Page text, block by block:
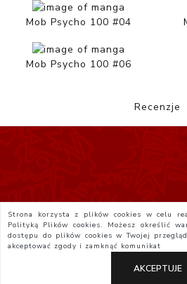
Mob Psycho 100 #04
Mob Psycho 100 #06
Recenzje
Strona korzysta z plików cookies w celu
Polityką Plików cookies. Możesz określić
dostępu do plików cookies w Twojej
akceptować zgody i zamknąć komunikat
AKCEPTUJE